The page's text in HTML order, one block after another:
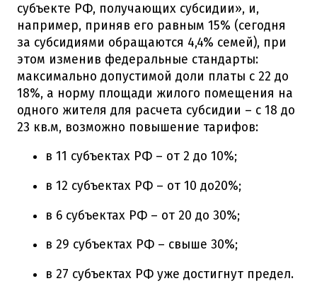
субъекте РФ, получающих субсидии», и,
например, приняв его равным 15% (сегодня
за субсидиями обращаются 4,4% семей), при
этом изменив федеральные стандарты:
максимально допустимой доли платы с 22 до
18%, а норму площади жилого помещения на
одного жителя для расчета субсидии – с 18 до
23 кв.м, возможно повышение тарифов:
в 11 субъектах РФ – от 2 до 10%;
в 12 субъектах РФ – от 10 до20%;
в 6 субъектах РФ – от 20 до 30%;
в 29 субъектах РФ – свыше 30%;
в 27 субъектах РФ уже достигнут предел.